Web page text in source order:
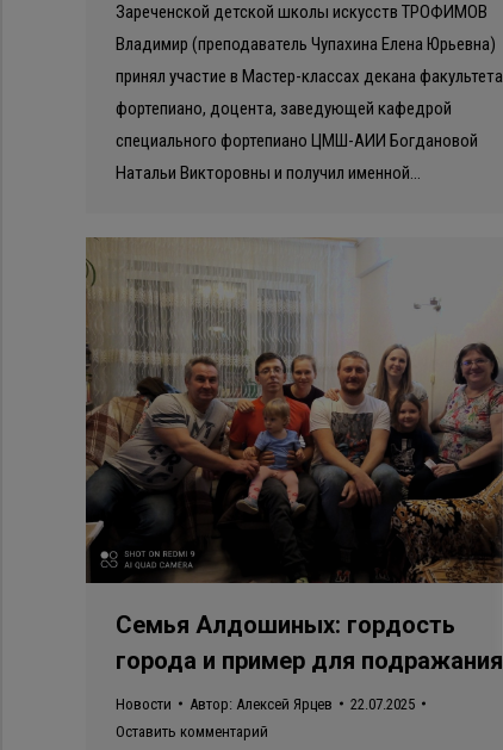
Зареченской детской школы искусств ТРОФИМОВ
Владимир (преподаватель Чупахина Елена Юрьевна)
принял участие в Мастер-классах декана факультета
фортепиано, доцента, заведующей кафедрой
специального фортепиано ЦМШ-АИИ Богдановой
Натальи Викторовны и получил именной…
Семья Алдошиных: гордость
города и пример для подражания
Новости Автор: Алексей Ярцев
22.07.2025
Оставить комментарий